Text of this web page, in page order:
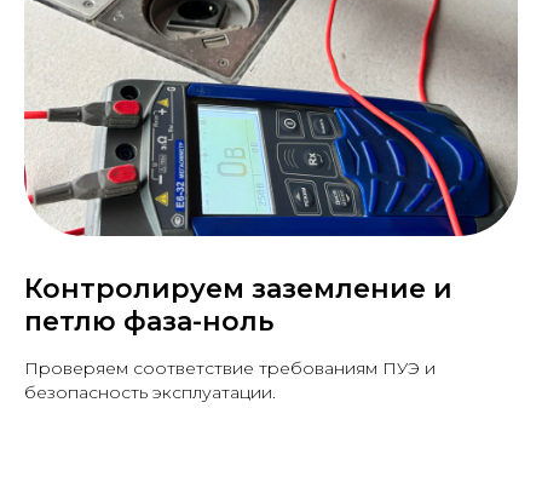
Контролируем заземление и
петлю фаза-ноль
Проверяем соответствие требованиям ПУЭ и
безопасность эксплуатации.